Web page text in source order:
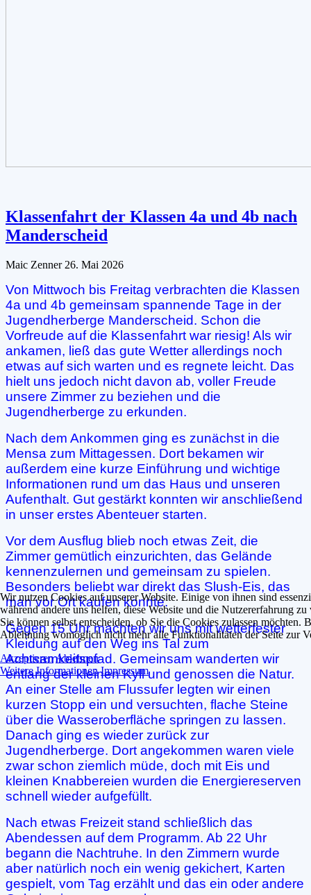
Klassenfahrt der Klassen 4a und 4b nach
Manderscheid
Maic Zenner 26. Mai 2026
Von Mittwoch bis Freitag verbrachten die Klassen
4a und 4b gemeinsam spannende Tage in der
Jugendherberge Manderscheid. Schon die
Vorfreude auf die Klassenfahrt war riesig! Als wir
ankamen, ließ das gute Wetter allerdings noch
etwas auf sich warten und es regnete leicht. Das
hielt uns jedoch nicht davon ab, voller Freude
unsere Zimmer zu beziehen und die
Jugendherberge zu erkunden.
Nach dem Ankommen ging es zunächst in die
Mensa zum Mittagessen. Dort bekamen wir
außerdem eine kurze Einführung und wichtige
Informationen rund um das Haus und unseren
Aufenthalt. Gut gestärkt konnten wir anschließend
in unser erstes Abenteuer starten.
Vor dem Ausflug blieb noch etwas Zeit, die
Zimmer gemütlich einzurichten, das Gelände
kennenzulernen und gemeinsam zu spielen.
Besonders beliebt war direkt das Slush-Eis, das
man vor Ort kaufen konnte.
Gegen 15 Uhr machten wir uns mit wetterfester
Kleidung auf den Weg ins Tal zum
Achtsamkeitspfad. Gemeinsam wanderten wir
entlang der kleinen Kyll und genossen die Natur.
An einer Stelle am Flussufer legten wir einen
kurzen Stopp ein und versuchten, flache Steine
über die Wasseroberfläche springen zu lassen.
Danach ging es wieder zurück zur
Jugendherberge. Dort angekommen waren viele
zwar schon ziemlich müde, doch mit Eis und
kleinen Knabbereien wurden die Energiereserven
schnell wieder aufgefüllt.
Nach etwas Freizeit stand schließlich das
Abendessen auf dem Programm. Ab 22 Uhr
begann die Nachtruhe. In den Zimmern wurde
aber natürlich noch ein wenig gekichert, Karten
gespielt, vom Tag erzählt und das ein oder andere
Wir nutzen Cookies auf unserer Website. Einige von ihnen sind
während andere uns helfen, diese Website und die Nutzererfahrung
Sie können selbst entscheiden, ob Sie die Cookies zulassen möchten.
Ablehnung womöglich nicht mehr alle Funktionalitäten der Seite zur
AkzeptierenAblehnen
Weitere Informationen Impressum